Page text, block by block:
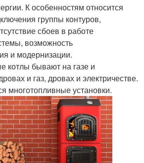
К особенностям относится
группы контуров,
сбоев в работе
возможность
и модернизации.
котлы бывают на газе и
и газ, дровах и электричестве.
многотопливные установки.